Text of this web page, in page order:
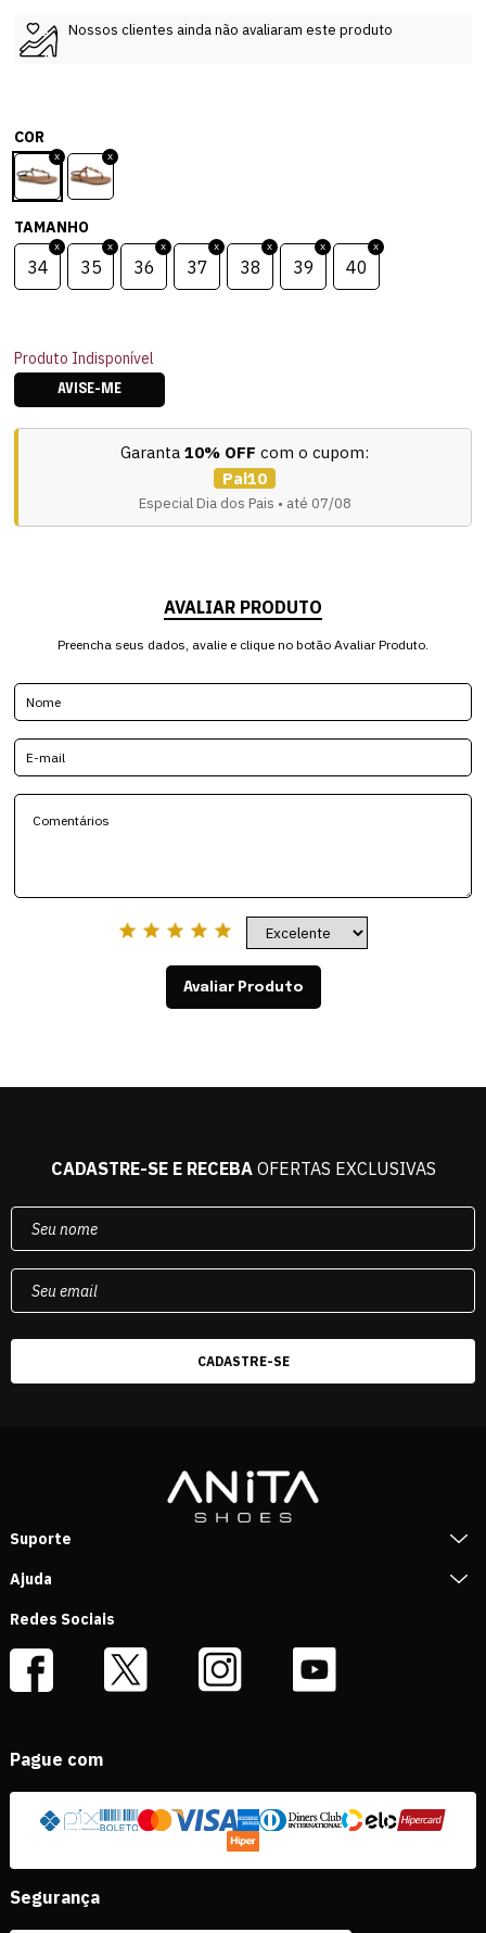
Nossos clientes ainda não avaliaram este produto
COR
TAMANHO
34 35 36 37 38 39 40
Produto Indisponível
AVISE-ME
Garanta 10% OFF com o cupom:
Pai10
Especial Dia dos Pais • até 07/08
AVALIAR PRODUTO
Preencha seus dados, avalie e clique no botão Avaliar Produto.
Avaliar Produto
CADASTRE-SE E RECEBAOFERTAS EXCLUSIVAS
Suporte
Ajuda
Redes Sociais
Pague com
Segurança